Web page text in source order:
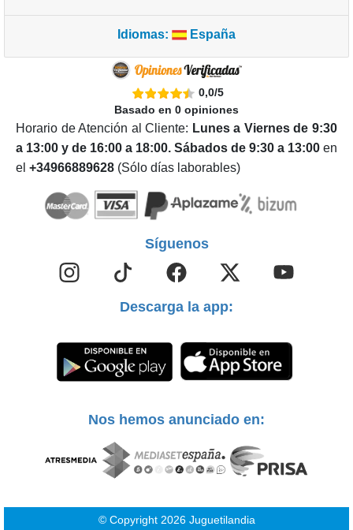
Idiomas: España
0,0/5
Basado en 0 opiniones
Horario de Atención al Cliente: Lunes a Viernes de 9:30
a 13:00 y de 16:00 a 18:00. Sábados de 9:30 a 13:00 en
el +34966889628 (Sólo días laborables)
Síguenos
Descarga la app:
Nos hemos anunciado en:
© Copyright 2026 Juguetilandia